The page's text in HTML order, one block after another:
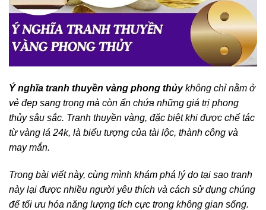
Ý nghĩa tranh thuyền vàng phong thủykhông chỉ nằm ở
vẻ đẹp sang trọng mà còn ẩn chứa những giá trị phong
thủy sâu sắc. Tranh thuyền vàng, đặc biệt khi được chế tác
từ vàng lá 24k, là biểu tượng của tài lộc, thành công và
may mắn.
Trong bài viết này, cùng mình khám phá lý do tại sao tranh
này lại được nhiều người yêu thích và cách sử dụng chúng
để tối ưu hóa năng lượng tích cực trong không gian sống.